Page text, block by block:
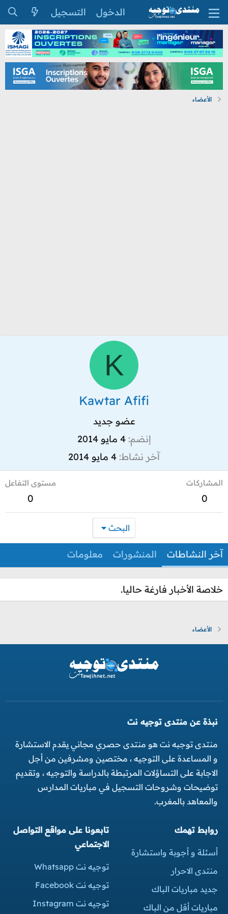
الدخول التسجيل
الأعضاء
K
Kawtar Afifi
عضو جديد
إنضم 4 مايو 2014
آخر نشاط 4 مايو 2014
المشاركات
0
مستوى التفاعل
0
البحث
آخر النشاطات المنشورات معلومات
خلاصة الأخبار فارغة حاليا.
الأعضاء
نبذة عن منتدى توجيه نت
منتدى توجبه نت هو منتدى حصري مجاني يقدم الاستشارة
و المساعدة على التوجيه ، مختصين ومشرفين من أجل
الاجابة على التساؤلات المرتبطة بالدراسة والتوجيه ، وتقديم
توضيحات وشروحات التسجيل في مباريات المدارس
والمعاهد بالمغرب.
روابط تهمك
أسئلة و أجوبة واستشارة
منتدى الاحرار
جديد مباريات الباك
مباريات أقل من الباك
تابعونا على مواقع التواصل
الاجتماعي
توجيه نت Whatsapp
توجيه نت Facebook
توجيه نت Instagram